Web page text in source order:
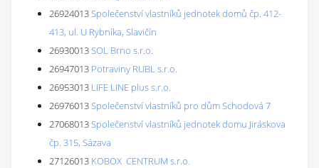
26924013Společenství vlastníků jednotek domů čp. 412-
413, ul. U Rybníka, Slavičín
26930013SOL Brno s.r.o.
26947013 Potraviny RUBL s.r.o.
26953013 LIFE LINE plus s.r.o.
26976013Společenství vlastníků pro dům Schodová 7
27068013Společenství vlastníků jednotek domu Jiráskova
čp. 315, Sázava
27126013 KOBOX CENTRUM s.r.o.